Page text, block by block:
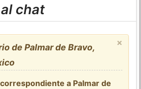
chat
×
de Palmar de Bravo,
a Palmar de